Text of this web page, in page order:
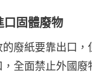
固體廢物
廢紙要靠出口
全面禁止外國